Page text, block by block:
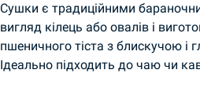
Сушки є традиційними
вигляд кілець або овалів і
пшеничного тіста з блискучою і
Ідеально підходить до чаю чи